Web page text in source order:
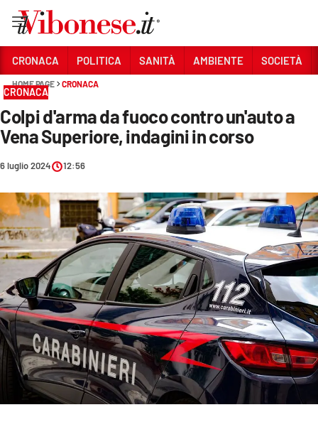
Sezioni
CRONACA
POLITICA
SANITÀ
AMBIENTE
SOCIETÀ
CULTURA
ECONOMIA E LAVORO
EVENTI
SPORT
Streaming
CRONACA POLITICA SANITÀ AMBIENTE SOCIETÀ
HOME PAGE CRONACA
CRONACA
Colpi d'arma da fuoco contro un'auto a
Vena Superiore, indagini in corso
6 luglio 2024 12:56